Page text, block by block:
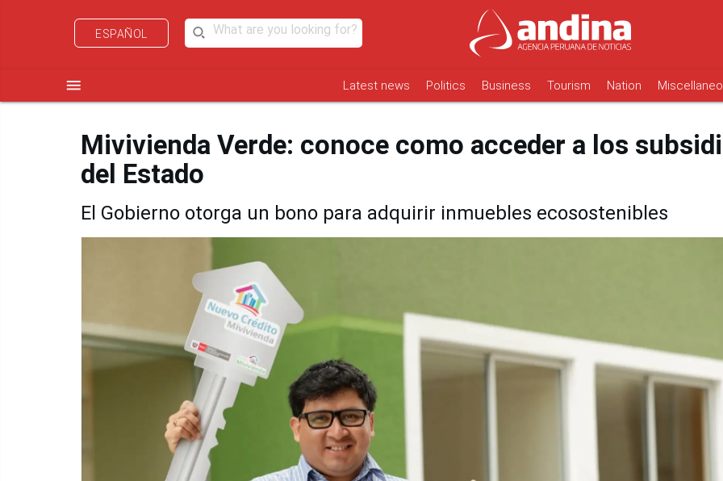
ESPAÑOL
menu Latest news Politics Business Tourism Nation
Mivivienda Verde: conoce como acceder a los
del Estado
El Gobierno otorga un bono para adquirir inmuebles ecosostenibles